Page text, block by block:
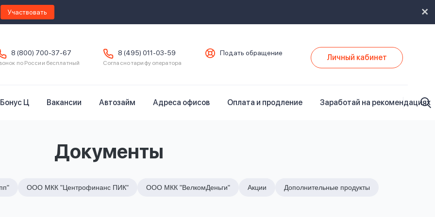
Участвовать
8 (800) 700-37-67
по России бесплатный
8 (495) 011-03-59
Согласно тарифу оператора
Подать обращение Личный кабинет
Бонус Ц Вакансии Автозайм Адреса офисов Оплата и продление Заработай на рекомендациях
Документы
ООО МКК "Центрофинанс ПИК" ООО МКК "ВелкомДеньги" Акции Дополнительные продукты